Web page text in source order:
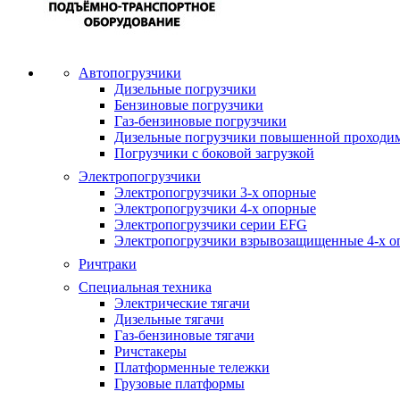
Автопогрузчики
Дизельные погрузчики
Бензиновые погрузчики
Газ-бензиновые погрузчики
Дизельные погрузчики повышенной
Погрузчики с боковой загрузкой
Электропогрузчики
Электропогрузчики 3-х опорные
Электропогрузчики 4-х опорные
Электропогрузчики серии EFG
Электропогрузчики взрывозащищенные 4-х
Ричтраки
Специальная техника
Электрические тягачи
Дизельные тягачи
Газ-бензиновые тягачи
Ричстакеры
Платформенные тележки
Грузовые платформы